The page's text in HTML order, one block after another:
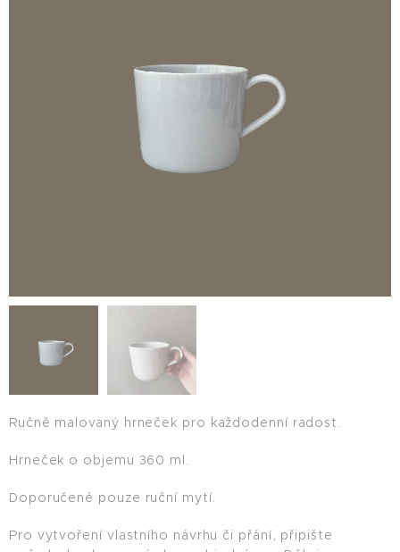
Ručně malovaný hrneček pro každodenní radost.
Hrneček o objemu 360 ml.
Doporučené pouze ruční mytí.
Pro vytvoření vlastního návrhu či přání, připište